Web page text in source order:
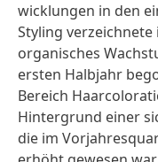
wicklungen in den
Styling
organisches
ersten Halbjahr
Bereich
Hintergrund einer
die im